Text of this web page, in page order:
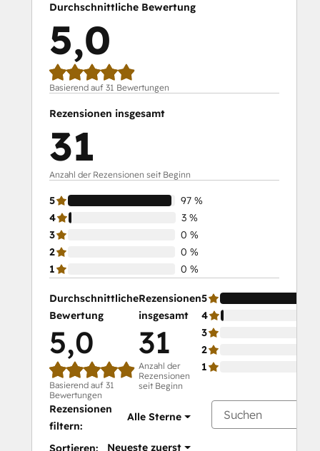
Durchschnittliche Bewertung
5,0
Basierend auf 31 Bewertungen
Rezensionen insgesamt
31
Anzahl der Rezensionen seit Beginn
5
97 %
4
3 %
3
0 %
2
0 %
1
0 %
Durchschnittliche
Bewertung
5,0
Basierend auf 31
Bewertungen
Rezensionen
insgesamt
31
Anzahl der
Rezensionen
seit Beginn
5
4
3
2
1
Rezensionen
filtern:
Alle Sterne
Sortieren: Neueste zuerst